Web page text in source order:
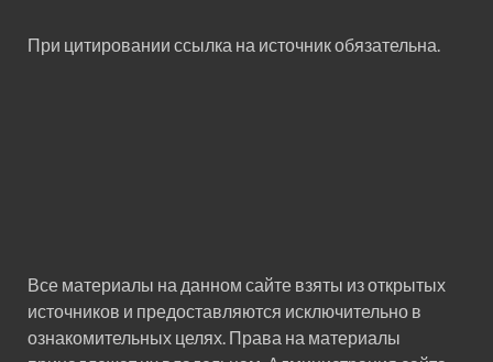
При цитировании ссылка на источник обязательна.
Все материалы на данном сайте взяты из открытых
источников и предоставляются исключительно в
ознакомительных целях. Права на материалы